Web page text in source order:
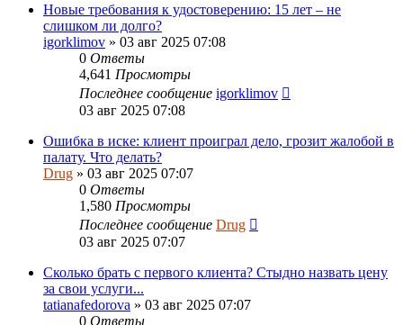
Новые требования к удостоверению: 15 лет – не
слишком ли долго?
igorklimov » 03 авг 2025 07:08
0 Ответы
4,641 Просмотры
Последнее сообщение igorklimov
03 авг 2025 07:08
Ошибка в иске: клиент проиграл дело, грозит жалобой в
палату. Что делать?
Drug » 03 авг 2025 07:07
0 Ответы
1,580 Просмотры
Последнее сообщение Drug
03 авг 2025 07:07
Сколько брать с первого клиента? Стыдно назвать цену
за свои услуги...
tatianafedorova » 03 авг 2025 07:07
0 Ответы